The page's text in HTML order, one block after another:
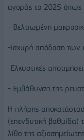
αγοράς το 2025 όπως
- Βελτιωμένη
-Ισχυρή απόδοση των
-Ελκυστικές
- Εμβάθυνση της
Η πλήρης
(επενδυτική βαθμίδα)
λίθο της